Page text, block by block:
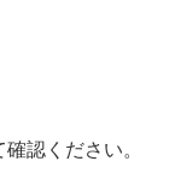
認ください。